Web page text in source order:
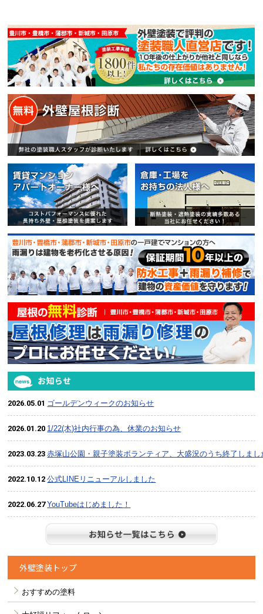
賃貸マンション・アパートオー
2026.05.01 ゴールデンウィークのお知らせ
2026.01.20 1/22(木)社内行事の為、休業のお知らせ
2023.03.23赤塚山公園・親子塗装ボランティア、大盛況のうち終了しまし
2022.10.12公式LINEリニューアルしました
2022.06.27YouTubeはじめました！
外壁塗装トップ
おすすめの塗料